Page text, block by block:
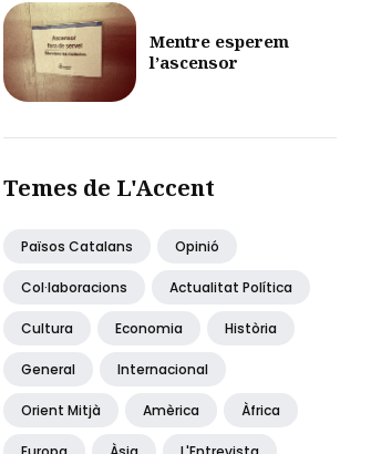
Mentre esperem
l’ascensor
Temes de L'Accent
Països Catalans Opinió
Col·laboracions Actualitat Política
Cultura Economia Història
General Internacional
Orient Mitjà Amèrica Àfrica